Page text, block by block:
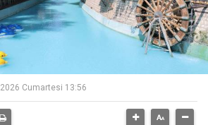
Cumartesi 13:56